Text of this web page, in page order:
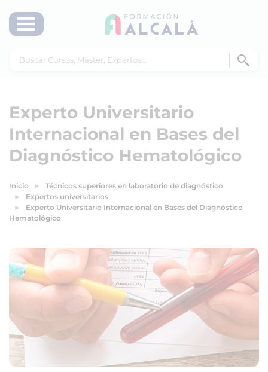
Experto Universitario
Internacional en Bases del
Diagnóstico Hematológico
Inicio
Técnicos superiores en laboratorio de diagnóstico
Expertos universitarios
Experto Universitario Internacional en Bases del Diagnóstico
Hematológico